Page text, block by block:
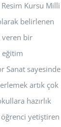
Resim Kursu Milli
belirlenen
veren bir
eğitim
Sanat sayesinde
artık çok
hazırlık
yetiştiren